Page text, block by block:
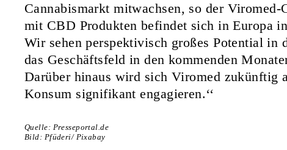
Cannabismarkt mitwachsen, so der Viromed-
mit CBD Produkten befindet sich in Europa
Wir sehen perspektivisch großes Potential in
das Geschäftsfeld in den kommenden
Darüber hinaus wird sich Viromed zukünftig
Konsum signifikant engagieren.‘‘
Quelle: Presseportal.de
Bild: Pfüderi/ Pixabay